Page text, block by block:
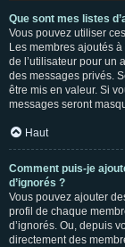
Que sont mes listes
Vous pouvez utiliser
Les membres ajoutés
de l’utilisateur pour un
des messages privés.
être mis en valeur. Si
messages seront
Haut
Comment puis-je
d’ignorés ?
Vous pouvez ajouter
profil de chaque
d’ignorés. Ou, depuis
directement des